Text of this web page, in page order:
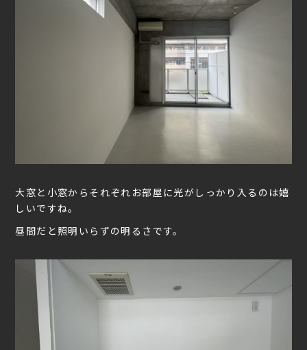
大窓と小窓からそれぞれお部屋に光がしっかり入るのは嬉
しいですね。
昼間だと照明いらずの明るさです。